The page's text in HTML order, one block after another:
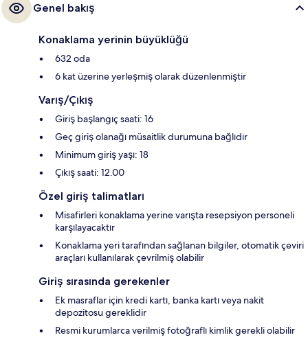
Genel bakış
Konaklama yerinin büyüklüğü
632 oda
6 kat üzerine yerleşmiş olarak düzenlenmiştir
Varış/Çıkış
Giriş başlangıç saati: 16
Geç giriş olanağı müsaitlik durumuna bağlıdır
Minimum giriş yaşı: 18
Çıkış saati: 12.00
Özel giriş talimatları
Misafirleri konaklama yerine varışta resepsiyon personeli
karşılayacaktır
Konaklama yeri tarafından sağlanan bilgiler, otomatik çeviri
araçları kullanılarak çevrilmiş olabilir
Giriş sırasında gerekenler
Ek masraflar için kredi kartı, banka kartı veya nakit
depozitosu gereklidir
Resmi kurumlarca verilmiş fotoğraflı kimlik gerekli olabilir